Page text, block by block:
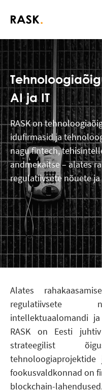
AI ja IT
RASK on
idufirmasid ja
nagu fintech,
andmekaitse – alates
regulatiivsete nõuete
Alates
regulatiivsete
intellektuaalomandi
RASK on Eesti
strateegilist
fookusvaldkonnad on
blockchain-